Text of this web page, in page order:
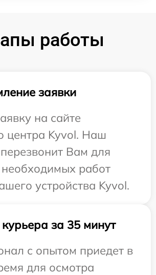
работы
заявки
на сайте
центра Kyvol. Наш
Вам для
работ
устройства Kyvol.
за 35 минут
с опытом приедет в
для осмотра